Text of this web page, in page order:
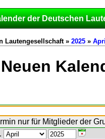
der Deutschen
Lautengesellschaft » 2025 »
Neuen
nur für Mitglieder der
.